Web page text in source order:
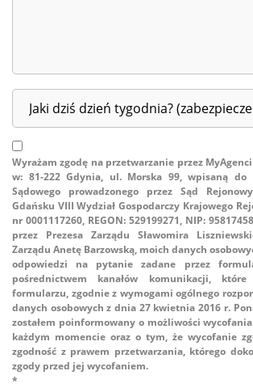
Wyrażam zgodę na przetwarzanie przez
w: 81-222 Gdynia, ul. Morska 99, wpisaną do
Sądowego prowadzonego przez Sąd
Gdańsku VIII Wydział Gospodarczy Krajowego
nr 0001117260, REGON: 529199271, NIP:
przez Prezesa Zarządu Sławomira
Zarządu Anetę Barzowską, moich danych
odpowiedzi na pytanie zadane przez
pośrednictwem kanałów komunikacji, które
formularzu, zgodnie z wymogami ogólnego
danych osobowych z dnia 27 kwietnia 2016 r.
zostałem poinformowany o możliwości
każdym momencie oraz o tym, że wycofanie
zgodność z prawem przetwarzania, którego
zgody przed jej wycofaniem.
*